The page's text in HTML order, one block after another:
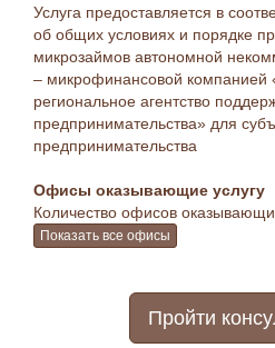
Услуга предоставляется в
об общих условиях и порядке
микрозаймов автономной
– микрофинансовой компанией
региональное агентство
предпринимательства» для
предпринимательства
Офисы оказывающие услугу
Количество офисов
Показать все офисы
Пройти